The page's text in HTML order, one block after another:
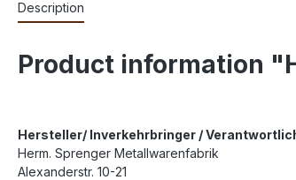
Description
Product information
Hersteller/ Inverkehrbringer /
Herm. Sprenger Metallwarenfabrik
Alexanderstr. 10-21